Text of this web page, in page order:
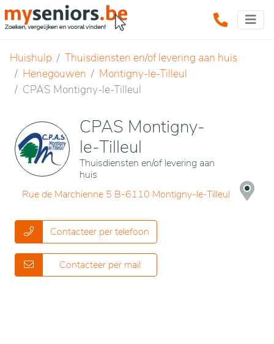
Huishulp
Thuisdiensten en/of levering aan huis
Henegouwen
Montigny-le-Tilleul
CPAS Montigny-le-Tilleul
CPAS Montigny-
le-Tilleul
Thuisdiensten en/of levering aan
huis
Rue de Marchienne 5 B-6110 Montigny-le-Tilleul
Contacteer per telefoon
Contacteer per mail